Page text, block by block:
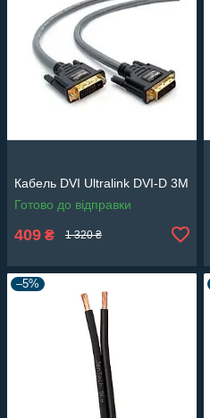
Кабель DVI Ultralink DVI-D 3М
Готово до відправки
409 ₴ 1 320 ₴
–5%